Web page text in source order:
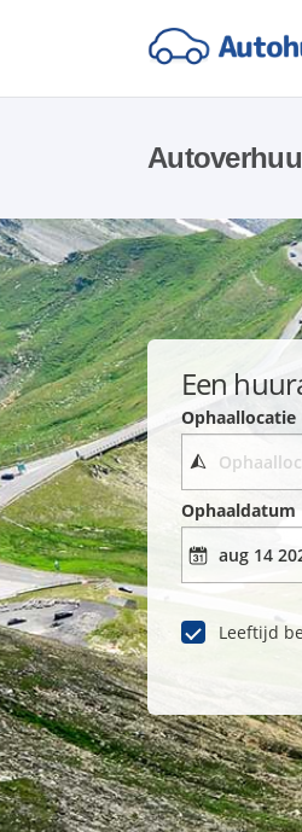
Een
Ophaallocatie
Ophaaldatum
Leeftijd